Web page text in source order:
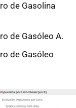
de Gasolina
de Gasóleo A.
de Gasóleo